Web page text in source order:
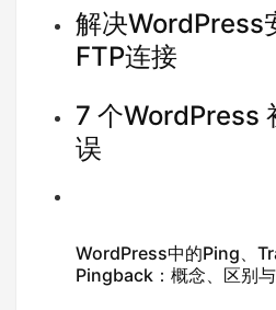
解决WordPress
FTP连接
7 个WordPress
误
WordPress中的Ping、
Pingback：概念、区别